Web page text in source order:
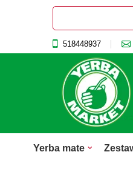
518448937
Yerba mate